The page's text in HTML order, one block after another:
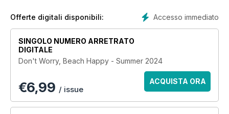
occupied on the campsite and so much more.
the month and getting answers to all of your caravan
questions.
See you next month for more!
Accesso immediato
Offerte digitali disponibili:
SINGOLO NUMERO ARRETRATO
DIGITALE
Don't Worry, Beach Happy - Summer 2024
€6,99 / issue
ACQUISTA ORA